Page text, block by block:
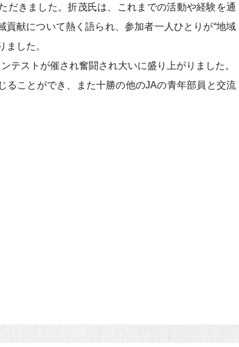
だきました。折茂氏は、これまでの活動や経験を通
献について熱く語られ、参加者一人ひとりが“地域
ました。
ストが催され奮闘され大いに盛り上がりました。
ることができ、また十勝の他のJAの青年部員と交流